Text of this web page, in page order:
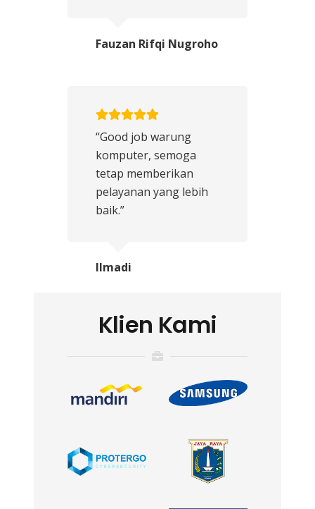
Fauzan Rifqi Nugroho
“Good job warung
komputer, semoga
tetap memberikan
pelayanan yang lebih
baik.”
Ilmadi
Klien Kami